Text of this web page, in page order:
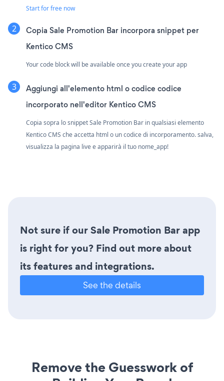
Start for free now
Copia Sale Promotion Bar incorpora snippet per
Kentico CMS
Your code block will be available once you create your app
Aggiungi all'elemento html o codice codice
incorporato nell'editor Kentico CMS
Copia sopra lo snippet Sale Promotion Bar in qualsiasi elemento
Kentico CMS che accetta html o un codice di incorporamento. salva,
visualizza la pagina live e apparirà il tuo nome_app!
Not sure if our Sale Promotion Bar app
is right for you? Find out more about
its features and integrations.
See the details
Remove the Guesswork of